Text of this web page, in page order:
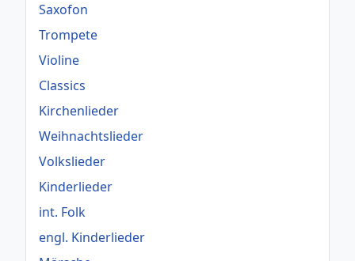
Saxofon
Trompete
Violine
Classics
Kirchenlieder
Weihnachtslieder
Volkslieder
Kinderlieder
int. Folk
engl. Kinderlieder